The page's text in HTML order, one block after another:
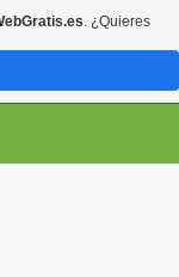
. ¿Quieres